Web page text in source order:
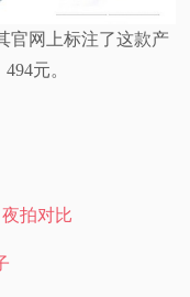
官网上标注了这款产
元。
夜拍对比